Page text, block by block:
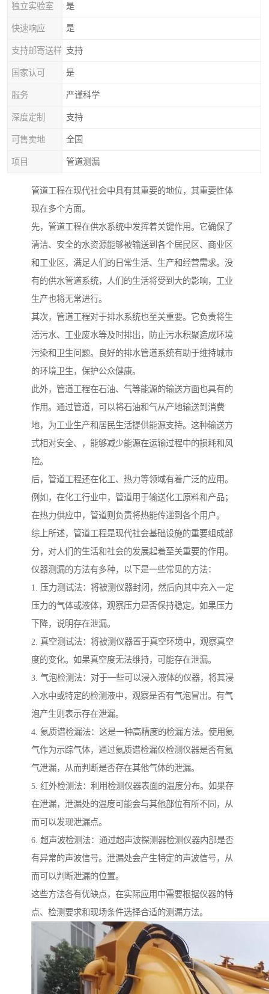
独立实验室 是
快速响应 是
支持邮寄送样 支持
国家认可 是
服务 严谨科学
深度定制 支持
可售卖地 全国
项目 管道测漏
管道工程在现代社会中具有其重要的地位，其重要性体
现在多个方面。
先，管道工程在供水系统中发挥着关键作用。它确保了
清洁、安全的水资源能够被输送到各个居民区、商业区
和工业区，满足人们的日常生活、生产和经营需求。没
有的供水管道系统，人们的生活将受到大的影响，工业
生产也将无常进行。
其次，管道工程对于排水系统也至关重要。它负责将生
活污水、工业废水等及时排出，防止污水积聚造成环境
污染和卫生问题。良好的排水管道系统有助于维持城市
的环境卫生，保护公众健康。
此外，管道工程在石油、气等能源的输送方面也具有的
作用。通过管道，可以将石油和气从产地输送到消费
地，为工业生产和居民生活提供能源支持。这种输送方
式相对安全、，能够减少能源在运输过程中的损耗和风
险。
后，管道工程还在化工、热力等领域有着广泛的应用。
例如，在化工行业中，管道用于输送化工原料和产品；
在热力供应中，管道则负责将热能传递到各个用户。
综上所述，管道工程是现代社会基础设施的重要组成部
分，对人们的生活和社会的发展起着至关重要的作用。
仪器测漏的方法有多种，以下是一些常见的方法：
1. 压力测试法：将被测仪器封闭，然后向其中充入一定
压力的气体或液体，观察压力是否保持稳定。如果压力
下降，说明存在泄漏。
2. 真空测试法：将被测仪器置于真空环境中，观察真空
度的变化。如果真空度无法维持，可能存在泄漏。
3. 气泡检测法：对于一些可以浸入液体的仪器，将其浸
入水中或特定的检测液中，观察是否有气泡冒出。有气
泡产生则表示存在泄漏。
4. 氦质谱检漏法：这是一种高精度的检漏方法。使用氦
气作为示踪气体，通过氦质谱检漏仪检测仪器是否有氦
气泄漏，从而判断是否存在其他气体的泄漏。
5. 红外检测法：利用检测仪器表面的温度分布。如果存
在泄漏，泄漏处的温度可能会与其他部位有所不同，从
而可以发现泄漏点。
6. 超声波检测法：通过超声波探测器检测仪器内部是否
有异常的声波信号。泄漏处会产生特定的声波信号，从
而可以判断泄漏的位置。
这些方法各有优缺点，在实际应用中需要根据仪器的特
点、检测要求和现场条件选择合适的测漏方法。